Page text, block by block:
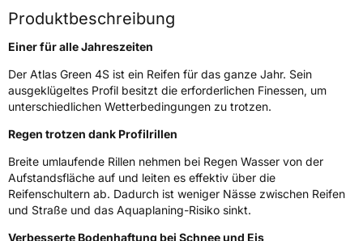
Höchstlast615 kg
Generelle Merkmale
FahrzeugtypPKW
VerwendungGanzjahresreifen
ModellnameGreen 4S
Weitere Eigenschaften
SchlauchtypTL
Produktbeschreibung
Einer für alle Jahreszeiten
Der Atlas Green 4S ist ein Reifen für das ganze Jahr. Sein
ausgeklügeltes Profil besitzt die erforderlichen Finessen, um
unterschiedlichen Wetterbedingungen zu trotzen.
Regen trotzen dank Profilrillen
Breite umlaufende Rillen nehmen bei Regen Wasser von der
Aufstandsfläche auf und leiten es effektiv über die
Reifenschultern ab. Dadurch ist weniger Nässe zwischen Reifen
und Straße und das Aquaplaning-Risiko sinkt.
Verbesserte Bodenhaftung bei Schnee und Eis